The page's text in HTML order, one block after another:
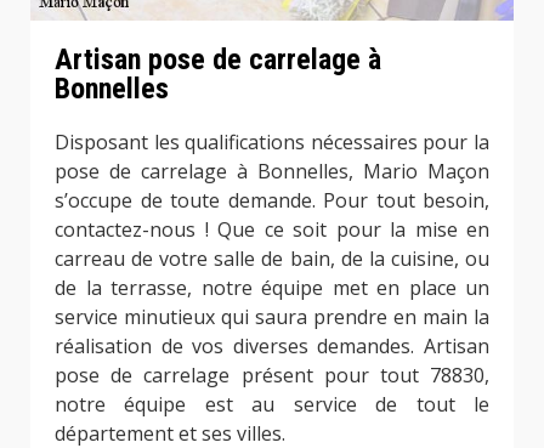
Artisan pose de carrelage à
Bonnelles
Disposant les qualifications nécessaires pour la
pose de carrelage à Bonnelles, Mario Maçon
s’occupe de toute demande. Pour tout besoin,
contactez-nous ! Que ce soit pour la mise en
carreau de votre salle de bain, de la cuisine, ou
de la terrasse, notre équipe met en place un
service minutieux qui saura prendre en main la
réalisation de vos diverses demandes. Artisan
pose de carrelage présent pour tout 78830,
notre équipe est au service de tout le
département et ses villes.